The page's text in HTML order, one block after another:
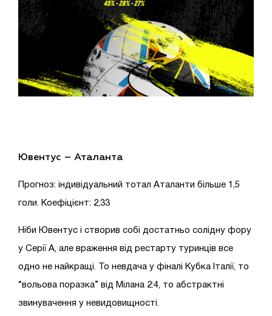
Ювентус – Аталанта
Прогноз: індивідуальний тотал Аталанти більше 1,5
голи. Коефіцієнт: 2,33
Ніби Ювентус і створив собі достатньо солідну фору
у Серії А, але враження від рестарту туринців все
одно не найкращі. То невдача у фіналі Кубка Італії, то
“вольова поразка” від Мілана 2:4, то абстрактні
звинувачення у невидовищності.